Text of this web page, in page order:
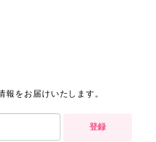
をお届けいたします。
登録